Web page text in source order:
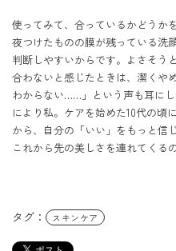
使ってみて、合っているかどうか
夜つけたものの膜が残っている洗
判断しやすいからです。よさそう
合わないと感じたときは、潔くや
わからない……」という声も耳に
により私。ケアを始めた10代の頃
から、自分の「いい」をもっと信
これから先の美しさを連れてくる
タグ： スキンケア